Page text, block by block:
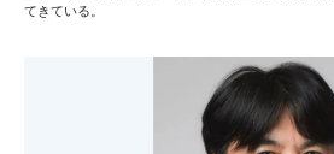
てきている。